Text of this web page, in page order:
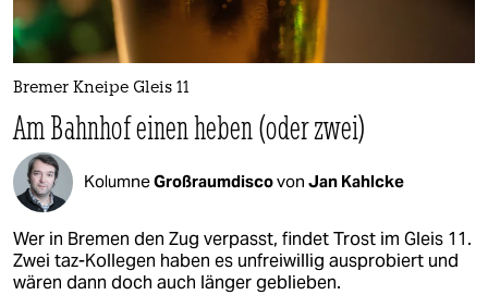
Bremer Kneipe Gleis 11
Am Bahnhof einen heben (oder zwei)
KolumneGroßraumdiscovon Jan Kahlcke
Wer in Bremen den Zug verpasst, findet Trost im Gleis 11.
Zwei taz-Kollegen haben es unfreiwillig ausprobiert und
wären dann doch auch länger geblieben.